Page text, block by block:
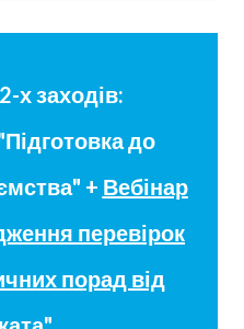
х заходів:
до
+ Вебінар
перевірок
порад від